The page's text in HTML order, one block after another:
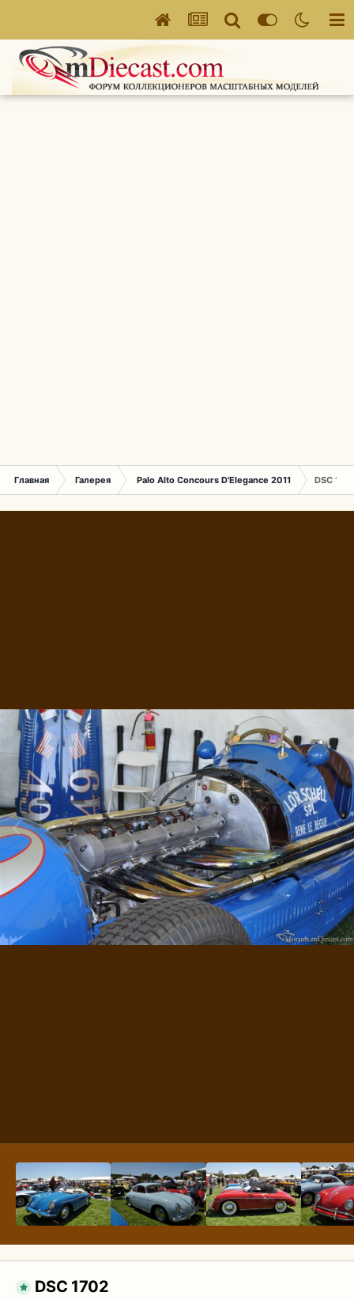
Главная Галерея Palo Alto Concours D'Elegance 2011 DSC
DSC 1702